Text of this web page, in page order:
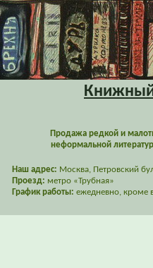
Книжный
Продажа редкой и
неформальной
Наш адрес: Москва, Петровский
Проезд: метро «Трубная»
График работы: ежедневно, кроме